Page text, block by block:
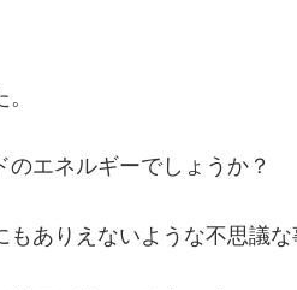
エネルギーでしょうか？
ありえないような不思議な